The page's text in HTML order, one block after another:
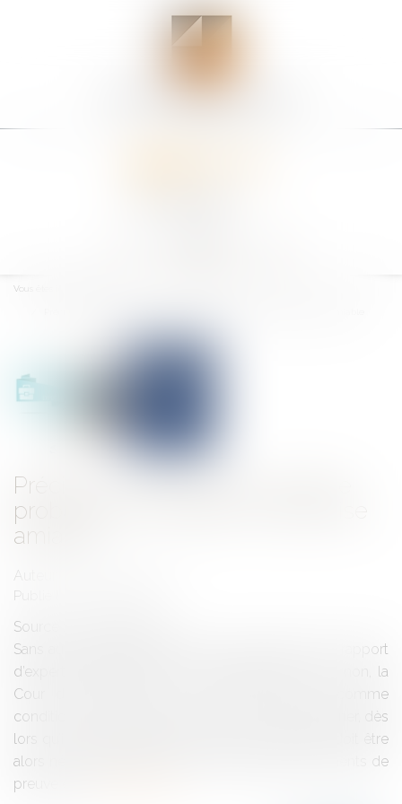
Vous êtes ici :
Précision importante sur la force
probante d'un rapport d'expertise
amiable
Auteur : GAUVIN Ludovic
Publié le :
Source :
Sans aucunement exclure la valeur probante d’un rapport
d’expertise amiable, établi contradictoirement ou non, la
Cour de cassation n’en a pas moins posé comme
condition que si un juge ne peut refuser de l’examiner, dès
lors qu’il a été régulièrement versé aux débats, il doit être
alors nécessairement corroboré par d’autres éléments de
preuve ég...